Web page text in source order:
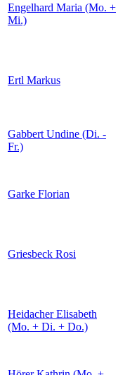
Engelhard Maria (Mo. +
Mi.)
Ertl Markus
Gabbert Undine (Di. -
Fr.)
Garke Florian
Griesbeck Rosi
Heidacher Elisabeth
(Mo. + Di. + Do.)